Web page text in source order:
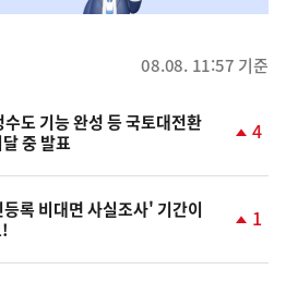
08.08. 11:57 기준
도 기능 완성 등 국토대전환
중 발표
계
4
록 비대면 사실조사' 기간이
계
1